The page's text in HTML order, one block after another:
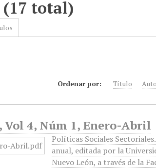
(17 total)
Ordenar por: Título
Vol 4, Núm 1, Enero-Abril
Políticas Sociales
anual, editada por la
Nuevo León, a través de la